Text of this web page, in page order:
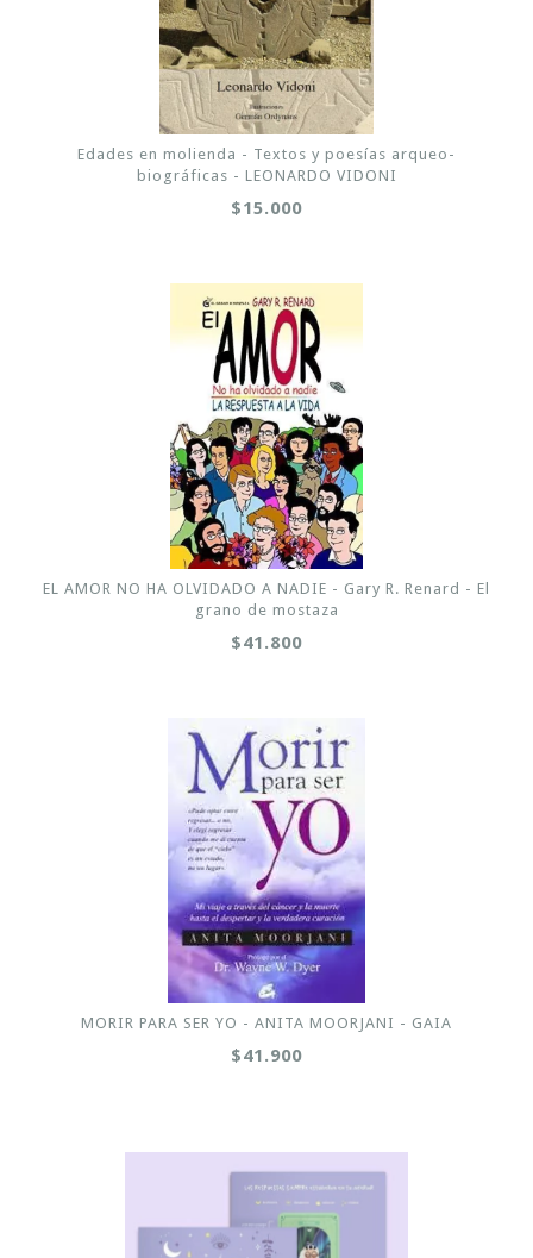
Edades en molienda - Textos y poesías arqueo-
biográficas - LEONARDO VIDONI
$15.000
EL AMOR NO HA OLVIDADO A NADIE - Gary R. Renard - El
grano de mostaza
$41.800
MORIR PARA SER YO - ANITA MOORJANI - GAIA
$41.900